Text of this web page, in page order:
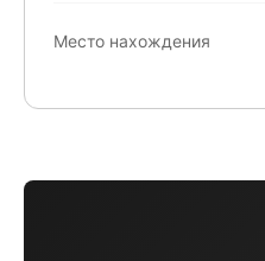
Место нахождения